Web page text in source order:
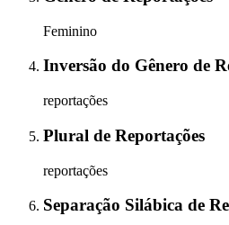
Feminino
Inversão do Gênero de
reportações
Plural de Reportações
reportações
Separação Silábica de